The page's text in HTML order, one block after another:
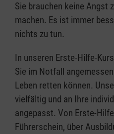
Sie brauchen keine Angst
machen. Es ist immer
nichts zu tun.
In unseren Erste-Hilfe-
Sie im Notfall
Leben retten können.
vielfältig und an Ihre
angepasst. Von Erste-
Führerschein, über